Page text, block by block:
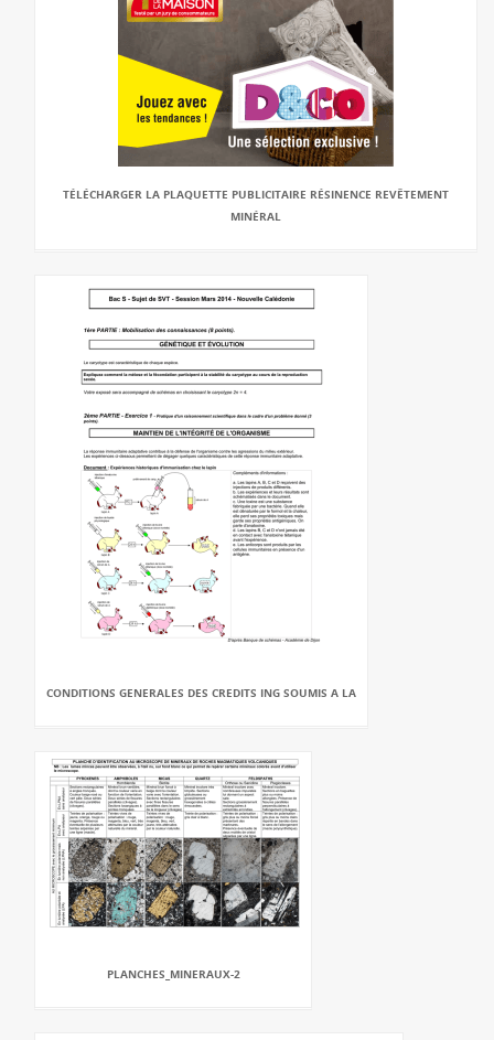
TÉLÉCHARGER LA PLAQUETTE PUBLICITAIRE RÉSINENCE REVÊTEMENT
MINÉRAL
CONDITIONS GENERALES DES CREDITS ING SOUMIS A LA
PLANCHES_MINERAUX-2